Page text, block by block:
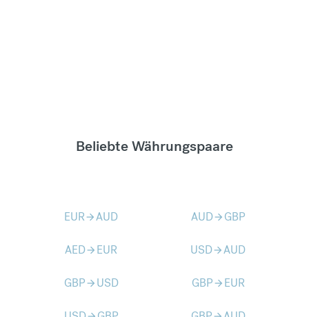
Beliebte Währungspaare
EURarrow_forwardAUD AUDarrow_forward GBP
AEDarrow_forward EUR USDarrow_forwardAUD
GBParrow_forward USD GBParrow_forward EUR